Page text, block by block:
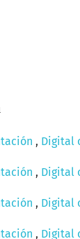
, Digital
, Digital
, Digital
, Digital